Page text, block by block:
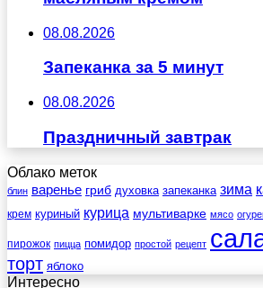
08.08.2026
Запеканка за 5 минут
08.08.2026
Праздничный завтрак
Облако меток
блин варенье гриб духовка запеканка зима
крем куриный курица мультиварке мясо
пирожок пицца помидор простой рецепт
торт яблоко
Интересно